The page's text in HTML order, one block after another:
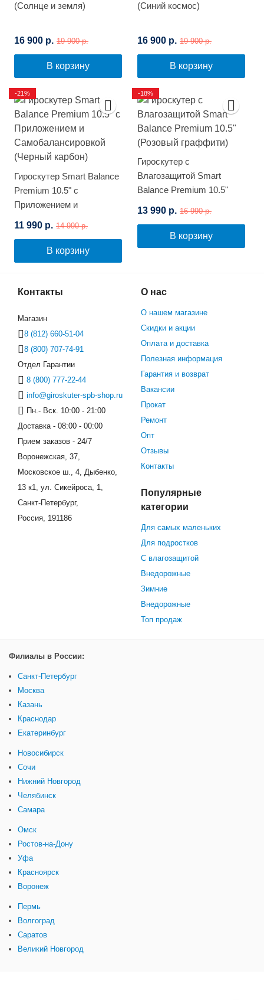
(Солнце и земля)
16 900 р. 19 900 р.
В корзину
(Синий космос)
16 900 р. 19 900 р.
В корзину
Гироскутер Smart Balance
Premium 10.5" с
Приложением и
(Черный карбон)
11 990 р. 14 990 р.
В корзину
-21%
Гироскутер с
Влагозащитой Smart
Balance Premium 10.5"
13 990 р. 16 990 р.
В корзину
-18%
Контакты
Магазин
8 (812) 660-51-04
8 (800) 707-74-91
Отдел Гарантии
8 (800) 777-22-44
info@giroskuter-spb-shop.ru
Пн.- Вск. 10:00 - 21:00
Доставка - 08:00 - 00:00
Прием заказов - 24/7
Воронежская, 37,
Московское ш., 4, Дыбенко,
13 к1, ул. Сикейроса, 1,
Санкт-Петербург,
Россия, 191186
О нас
О нашем магазине
Скидки и акции
Оплата и доставка
Полезная информация
Гарантия и возврат
Вакансии
Прокат
Ремонт
Опт
Отзывы
Контакты
Популярные
категории
Для самых маленьких
Для подростков
С влагозащитой
Внедорожные
Зимние
Внедорожные
Топ продаж
Филиалы в России:
Санкт-Петербург
Москва
Казань
Краснодар
Екатеринбург
Новосибирск
Сочи
Нижний Новгород
Челябинск
Самара
Омск
Ростов-на-Дону
Уфа
Красноярск
Воронеж
Пермь
Волгоград
Саратов
Великий Новгород